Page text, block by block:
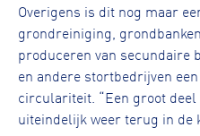
Overigens is dit nog maar
grondreiniging,
produceren van secundaire
en andere stortbedrijven
circulariteit. “Een groot
uiteindelijk weer terug in de